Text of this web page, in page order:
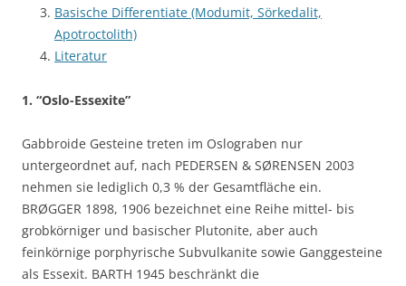
Basische Differentiate (Modumit, Sörkedalit,
Apotroctolith)
Literatur
1. “Oslo-Essexite”
Gabbroide Gesteine treten im Oslograben nur
untergeordnet auf, nach PEDERSEN & SØRENSEN 2003
nehmen sie lediglich 0,3 % der Gesamtfläche ein.
BRØGGER 1898, 1906 bezeichnet eine Reihe mittel- bis
grobkörniger und basischer Plutonite, aber auch
feinkörnige porphyrische Subvulkanite sowie Ganggesteine
als Essexit. BARTH 1945 beschränkt die